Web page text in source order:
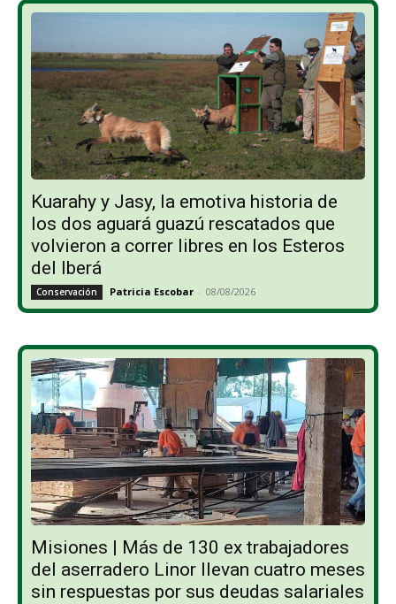
Kuarahy y Jasy, la emotiva historia de
los dos aguará guazú rescatados que
volvieron a correr libres en los Esteros
del Iberá
Conservación Patricia Escobar - 08/08/2026
Misiones | Más de 130 ex trabajadores
del aserradero Linor llevan cuatro meses
sin respuestas por sus deudas salariales